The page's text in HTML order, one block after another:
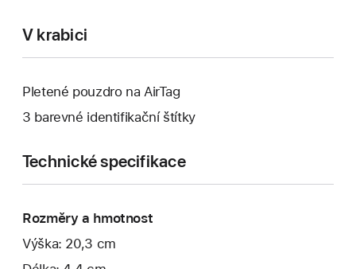
V krabici
Pletené pouzdro na AirTag
3 barevné identifikační štítky
Technické specifikace
Rozměry a hmotnost
Výška: 20,3 cm